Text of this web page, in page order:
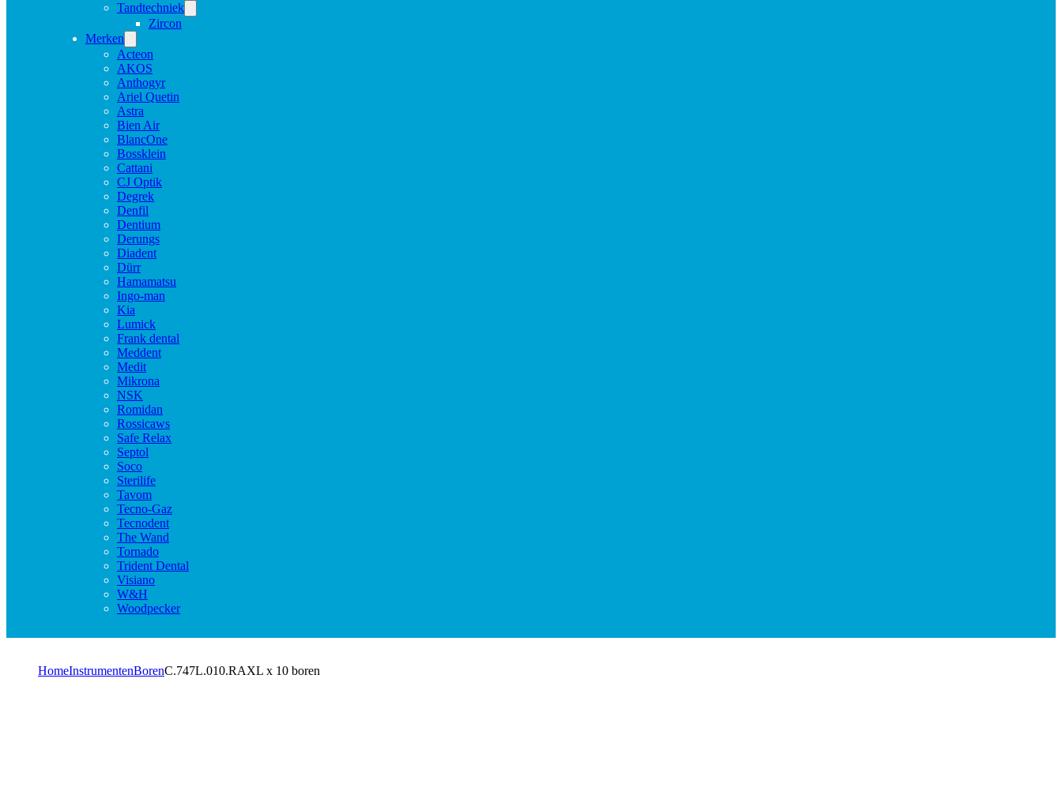
Tandtechniek
Zircon
Merken
Acteon
AKOS
Anthogyr
Ariel Quetin
Astra
Bien Air
BlancOne
Bossklein
Cattani
CJ Optik
Degrek
Denfil
Dentium
Derungs
Diadent
Dürr
Hamamatsu
Ingo-man
Kia
Lumick
Frank dental
Meddent
Medit
Mikrona
NSK
Romidan
Rossicaws
Safe Relax
Septol
Soco
Sterilife
Tavom
Tecno-Gaz
Tecnodent
The Wand
Tornado
Trident Dental
Visiano
W&H
Woodpecker
HomeInstrumentenBorenC.747L.010.RAXL x 10 boren